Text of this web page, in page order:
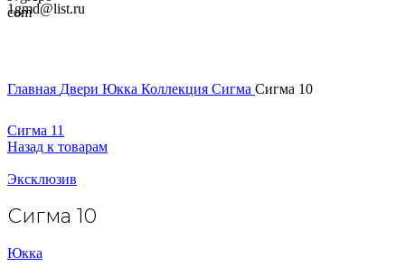
1gmd@list.ru
Главная Двери Юкка Коллекция Сигма Сигма 10
Сигма 11
Назад к товарам
Эксклюзив
Сигма 10
Юкка